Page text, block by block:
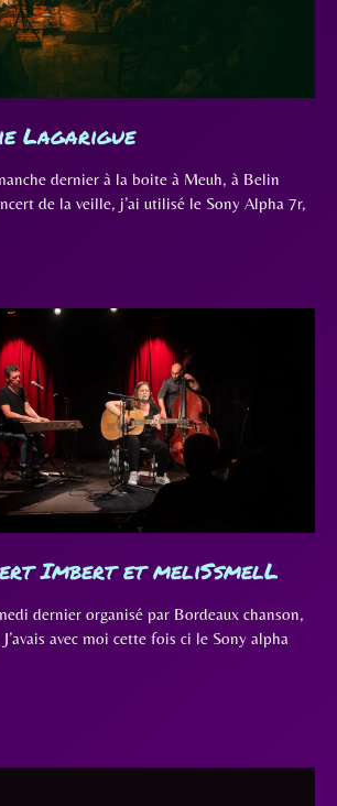
Lagarigue
dernier à la boite à Meuh, à Belin
de la veille, j’ai utilisé le Sony Alpha 7r,
Imbert et meliSsmelL
dernier organisé par Bordeaux chanson,
avec moi cette fois ci le Sony alpha